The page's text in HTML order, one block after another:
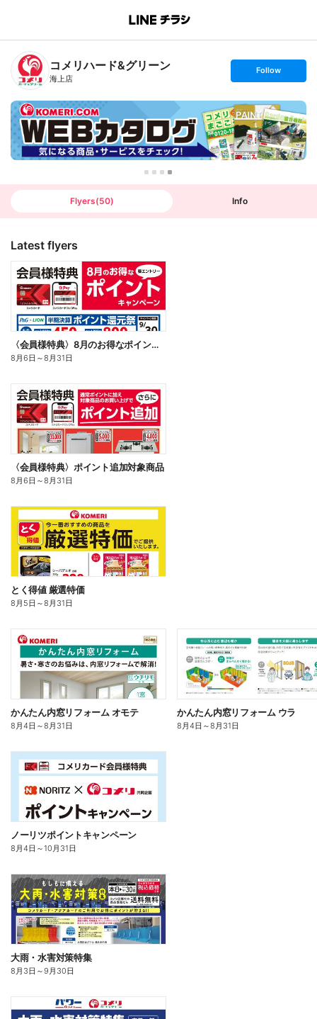
B
n
T
コメリハード&グリーン
海上店
s
t
o
l
l
o
w
Follow
Flyers(50) Info
Latest flyers
〈会員様特典〉8月のお得なポイントキャンペーン
8月6日 ～8月31日
〈会員様特典〉ポイント追加対象商品
8月6日 ～8月31日
とく得値 厳選特価
8月5日 ～8月31日
かんたん内窓リフォーム オモテ
8月4日 ～8月31日
かんたん内窓リフォーム ウラ
8月4日 ～8月31日
ノーリツポイントキャンペーン
8月4日 ～10月31日
大雨・水害対策特集
8月3日 ～9月30日